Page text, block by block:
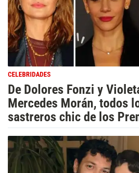
CELEBRIDADES
De Dolores Fonzi y
Mercedes Morán, todos
sastreros chic de los